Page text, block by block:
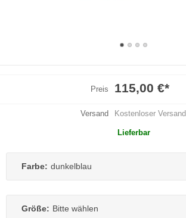
Preis 115,00 €*
Versand Kostenloser Versand
Lieferbar
Farbe: dunkelblau
Größe: Bitte wählen